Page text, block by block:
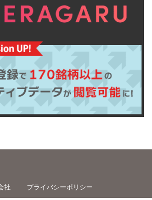
社 プライバシーポリシー